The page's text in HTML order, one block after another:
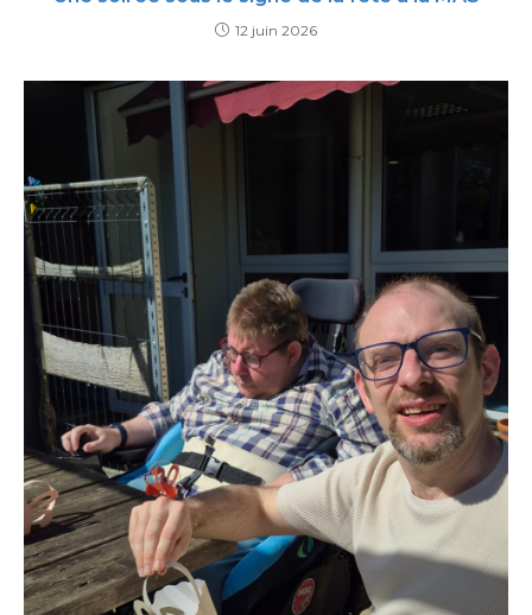
12 juin 2026